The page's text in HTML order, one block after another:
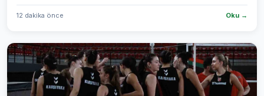
12 dakika önce Oku →